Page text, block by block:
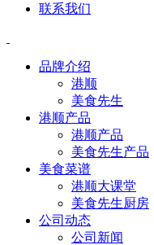
联系我们
品牌介绍
港顺
美食先生
港顺产品
港顺产品
美食先生产品
美食菜谱
港顺大课堂
美食先生厨房
公司动态
公司新闻